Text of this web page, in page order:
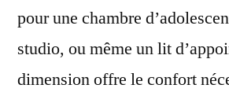
pour une chambre
studio, ou même un lit
dimension offre le confort